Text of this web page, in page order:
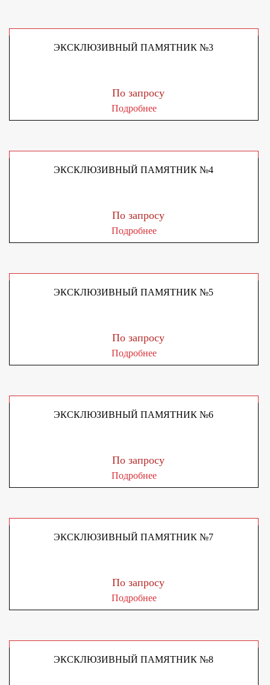
ЭКСКЛЮЗИВНЫЙ ПАМЯТНИК №3
По запросу
Подробнее
ЭКСКЛЮЗИВНЫЙ ПАМЯТНИК №4
По запросу
Подробнее
ЭКСКЛЮЗИВНЫЙ ПАМЯТНИК №5
По запросу
Подробнее
ЭКСКЛЮЗИВНЫЙ ПАМЯТНИК №6
По запросу
Подробнее
ЭКСКЛЮЗИВНЫЙ ПАМЯТНИК №7
По запросу
Подробнее
ЭКСКЛЮЗИВНЫЙ ПАМЯТНИК №8